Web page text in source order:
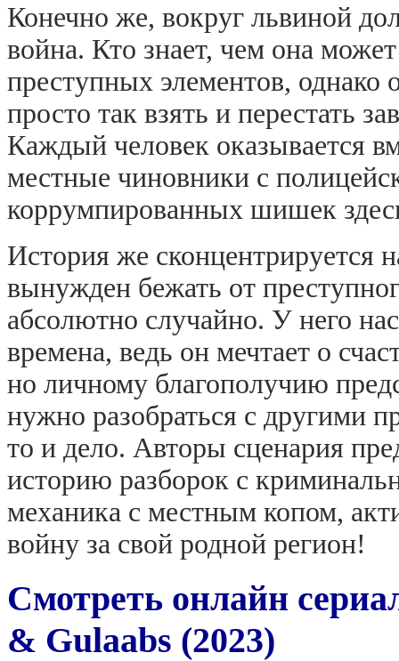
Конечно же, вокруг львиной
война. Кто знает, чем она
преступных элементов, однако
просто так взять и перестать
Каждый человек оказывается
местные чиновники с
коррумпированных шишек
История же сконцентрируется
вынужден бежать от
абсолютно случайно. У него
времена, ведь он мечтает о
но личному благополучию
нужно разобраться с другими
то и дело. Авторы сценария
историю разборок с
механика с местным копом,
войну за свой родной регион!
Смотреть онлайн
& Gulaabs (2023)